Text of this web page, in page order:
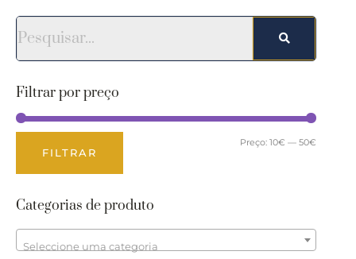
Filtrar por preço
FILTRAR
Preço: 10€ — 50€
Categorias de produto
Seleccione uma categoria